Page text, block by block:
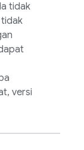
tidak
versi